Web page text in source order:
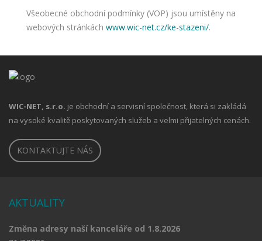
Všeobecné obchodní podmínky (VOP) jsou umístěny na
webových stránkách www.wic-net.cz/ke-stazeni/.
WIC-NET, s.r.o. je obchodní a servisní společnost, která si zakládá
na vysoké kvalitě poskytovaných služeb a velmi přijatelných cenách.
KONTAKTUJTE NÁS
AKTUALITY
Změna adresy naší kanceláře od 1.8.2026